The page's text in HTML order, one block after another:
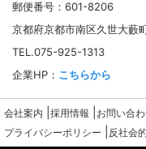
郵便番号：601-8206
京都府京都市南区久世大藪
TEL.075-925-1313
企業HP： こちらから
会社案内 採用情報 お問い合
プライバシーポリシー 反社会